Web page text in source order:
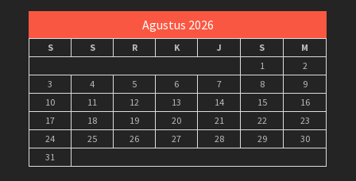
Agustus 2026
S S R K J S
M
1
2
3
4 5 6 7 8
9
10
11 12 13 14 15
16
17
18 19 20 21 22
23
24
25 26 27 28 29
30
31